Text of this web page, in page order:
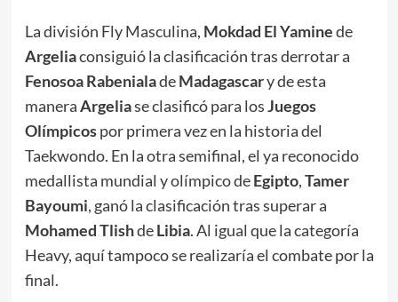
La división Fly Masculina, Mokdad El Yaminede
Argeliaconsiguió la clasificación tras derrotar a
Fenosoa RabenialadeMadagascary de esta
maneraArgeliase clasificó para losJuegos
Olímpicospor primera vez en la historia del
Taekwondo. En la otra semifinal, el ya reconocido
medallista mundial y olímpico deEgipto,Tamer
Bayoumi, ganó la clasificación tras superar a
Mohamed TlishdeLibia. Al igual que la categoría
Heavy, aquí tampoco se realizaría el combate por la
final.